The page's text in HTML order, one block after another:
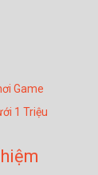
Game
1 Triệu